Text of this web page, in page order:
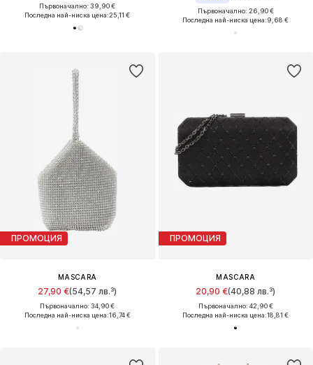
Първоначално: 39,90 €
Последна най-ниска цена:25,11 €
Първоначално: 26,90 €
Последна най-ниска цена:9,68 €
ПРОМОЦИЯ
MASCARA
27,90 €(54,57 лв.³)
Първоначално: 34,90 €
Последна най-ниска цена:16,74 €
ПРОМОЦИЯ
MASCARA
20,90 €(40,88 лв.³)
Първоначално: 42,90 €
Последна най-ниска цена:18,81 €